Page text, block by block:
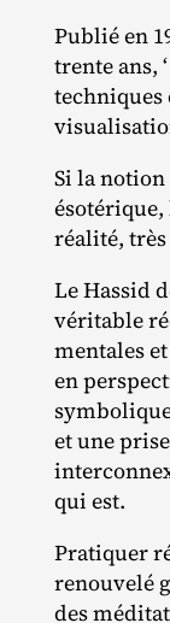
Publié en
trente ans, ‘
Si la
ésotérique,
réalité,
Le Hassid
véritable
mentales
en
et une
qui est.
Pratiquer
renouvelé
des